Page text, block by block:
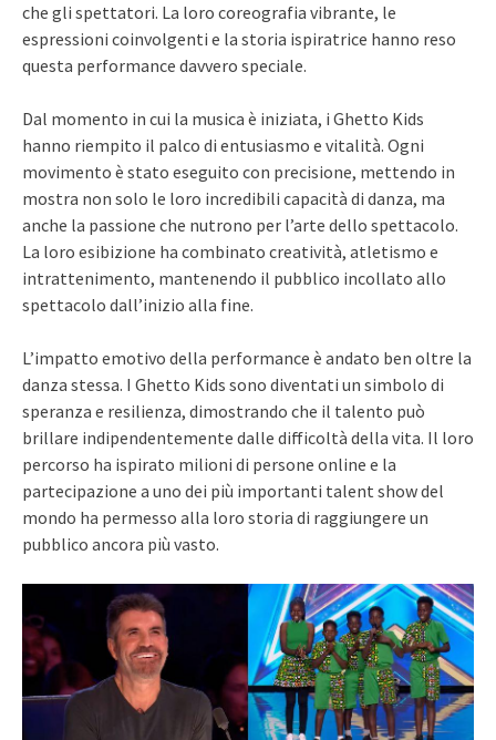
che gli spettatori. La loro coreografia vibrante, le
espressioni coinvolgenti e la storia ispiratrice hanno reso
questa performance davvero speciale.
Dal momento in cui la musica è iniziata, i Ghetto Kids
hanno riempito il palco di entusiasmo e vitalità. Ogni
movimento è stato eseguito con precisione, mettendo in
mostra non solo le loro incredibili capacità di danza, ma
anche la passione che nutrono per l’arte dello spettacolo.
La loro esibizione ha combinato creatività, atletismo e
intrattenimento, mantenendo il pubblico incollato allo
spettacolo dall’inizio alla fine.
L’impatto emotivo della performance è andato ben oltre la
danza stessa. I Ghetto Kids sono diventati un simbolo di
speranza e resilienza, dimostrando che il talento può
brillare indipendentemente dalle difficoltà della vita. Il loro
percorso ha ispirato milioni di persone online e la
partecipazione a uno dei più importanti talent show del
mondo ha permesso alla loro storia di raggiungere un
pubblico ancora più vasto.